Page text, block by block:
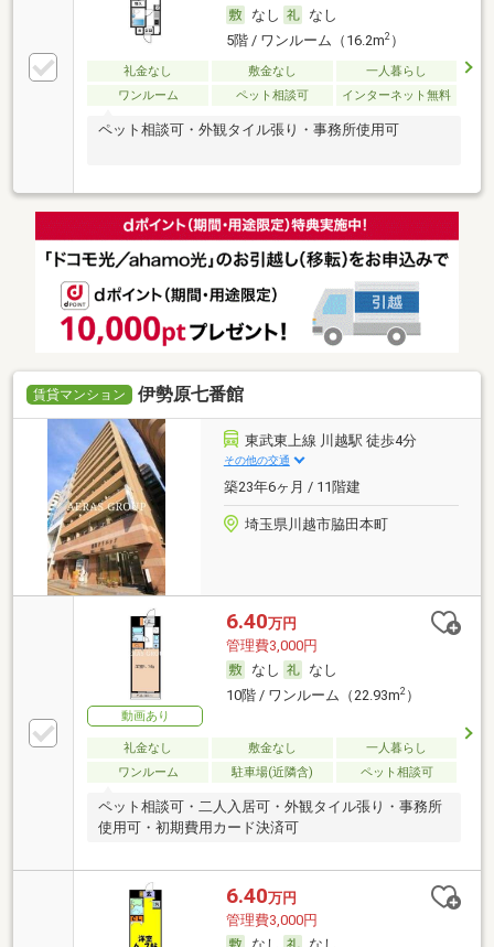
なし
なし
5階 / ワンルーム（16.2m2）
礼金なし 敷金なし
一人暮らし
ワンルーム
ペット相談可 インターネット無料
ペット相談可・外観タイル張り・事務所使用可
賃貸マンション 伊勢原七番館
東武東上線 川越駅 徒歩4分
その他の交通
築23年6ヶ月 / 11階建
埼玉県川越市脇田本町
動画あり
6.40万円
管理費3,000円
なし
なし
10階 / ワンルーム（22.93m2）
礼金なし 敷金なし
一人暮らし
ワンルーム
駐車場(近隣含) ペット相談可
ペット相談可・二人入居可・外観タイル張り・事務所
使用可・初期費用カード決済可
6.40万円
管理費3,000円